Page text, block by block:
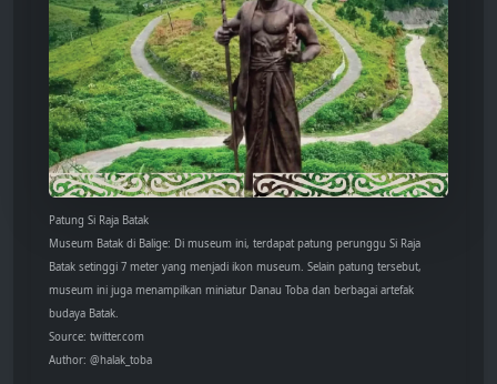
Patung Si Raja Batak
Museum Batak di Balige: Di museum ini, terdapat patung perunggu Si Raja
Batak setinggi 7 meter yang menjadi ikon museum. Selain patung tersebut,
museum ini juga menampilkan miniatur Danau Toba dan berbagai artefak
budaya Batak.
Source: twitter.com
Author: @halak_toba